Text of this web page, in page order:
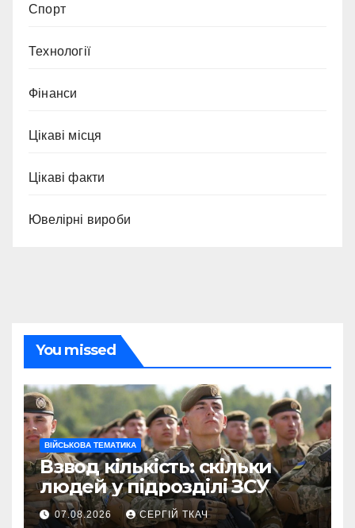
Спорт
Технології
Фінанси
Цікаві місця
Цікаві факти
Ювелірні вироби
You missed
ВІЙСЬКОВА ТЕМАТИКА
Взвод кількість: скільки
людей у підрозділі ЗСУ
07.08.2026 СЕРГІЙ ТКАЧ